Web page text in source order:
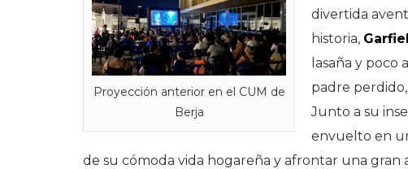
Proyección anterior en el CUM de
Berja
divertida
historia,
lasaña y
padre
Junto a su
envuelto en
de su cómoda vida hogareña y afrontar una gran